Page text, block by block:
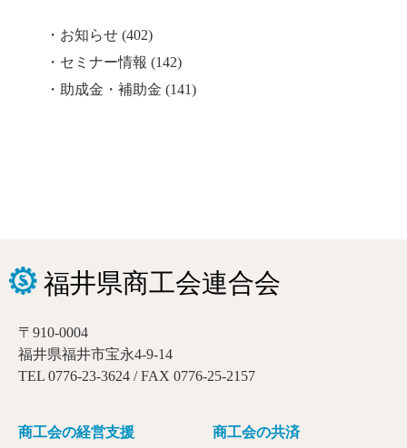
お知らせ (402)
セミナー情報 (142)
助成金・補助金 (141)
〒910-0004
福井県福井市宝永4-9-14
TEL 0776-23-3624 / FAX 0776-25-2157
商工会の経営支援
商工会の共済